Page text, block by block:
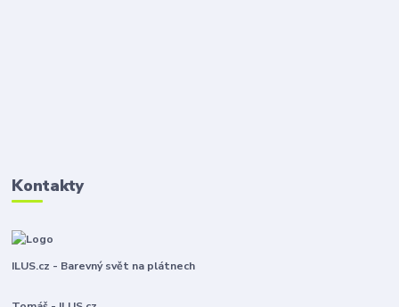
Kontakty
ILUS.cz - Barevný svět na plátnech